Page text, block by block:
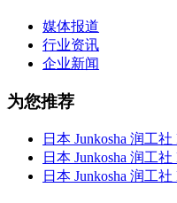
媒体报道
行业资讯
企业新闻
为您推荐
日本 Junkosha 润工
日本 Junkosha 润工
日本 Junkosha 润工